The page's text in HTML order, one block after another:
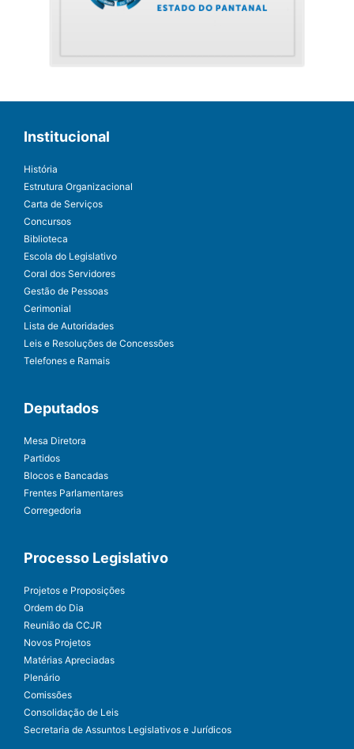
Institucional
História
Estrutura Organizacional
Carta de Serviços
Concursos
Biblioteca
Escola do Legislativo
Coral dos Servidores
Gestão de Pessoas
Cerimonial
Lista de Autoridades
Leis e Resoluções de Concessões
Telefones e Ramais
Deputados
Mesa Diretora
Partidos
Blocos e Bancadas
Frentes Parlamentares
Corregedoria
Processo Legislativo
Projetos e Proposições
Ordem do Dia
Reunião da CCJR
Novos Projetos
Matérias Apreciadas
Plenário
Comissões
Consolidação de Leis
Secretaria de Assuntos Legislativos e Jurídicos